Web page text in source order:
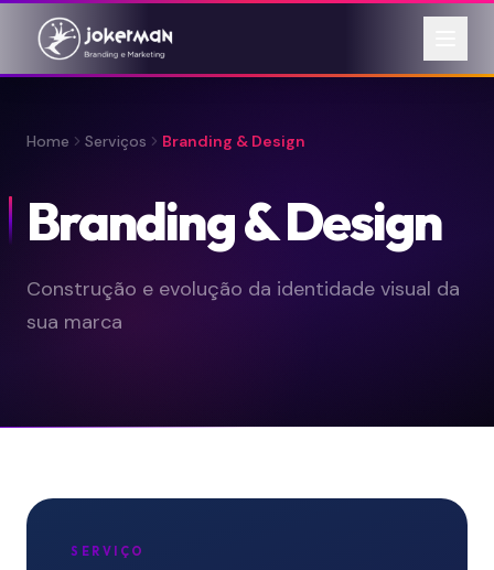
Home Serviços Branding & Design
Branding & Design
Construção e evolução da identidade visual da
sua marca
SERVIÇO